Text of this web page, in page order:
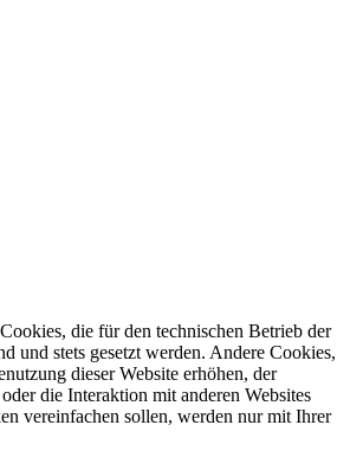
die für den technischen Betrieb der
und stets gesetzt werden. Andere Cookies,
dieser Website erhöhen, der
die Interaktion mit anderen Websites
vereinfachen sollen, werden nur mit Ihrer